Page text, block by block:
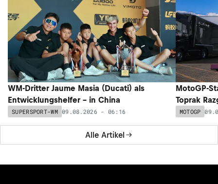
Alle Artikel
WM-Dritter Jaume Masia (Ducati) als
Entwicklungshelfer – in China
SUPERSPORT-WM 09.08.2026 - 06:16
MotoGP-
Toprak
MOTOGP